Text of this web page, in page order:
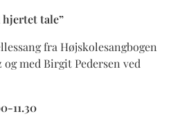
hjertet tale”
fra Højskolesangbogen
med Birgit Pedersen ved
11.30